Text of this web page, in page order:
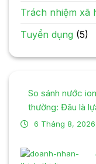
Trách nhiệm xã
Tuyển dụng (5)
So sánh nước
thường: Đâu là
6 Tháng 8, 2026